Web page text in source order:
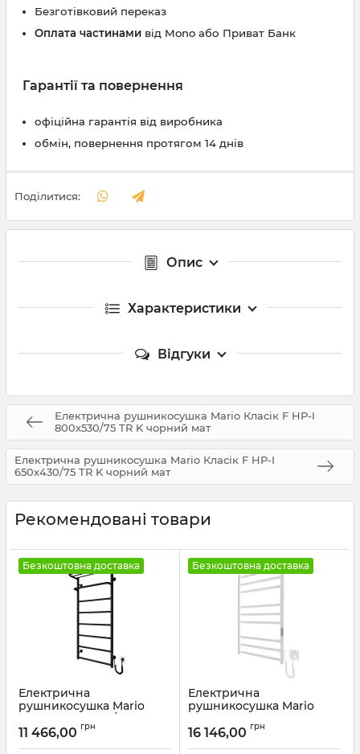
Безготівковий переказ
Оплата частинами від Mono або Приват Банк
Гарантії та повернення
офіційна гарантія від виробника
обмін, повернення протягом 14 днів
Поділитися:
Опис
Характеристики
Відгуки
Електрична рушникосушка Mario Класік F НР-I
800х530/75 TR K чорний мат
Електрична рушникосушка Mario Класік F НР-I
650х430/75 TR K чорний мат
Рекомендовані товари
Безкоштовна доставка
Електрична
рушникосушка Mario
Hotel-І 1090х530/240 TR К
чорний мат
Артикул:2.3.6204.11.P-BM
11 466,00 грн
Безкоштовна доставка
Електрична
рушникосушка Mario
800х500/80 TR К білий
16 146,00 грн